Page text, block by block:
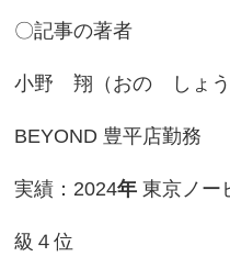
〇記事の著者
小野 翔（おの しょう
BEYOND 豊平店勤務
実績：2024年 東京ノー
級４位